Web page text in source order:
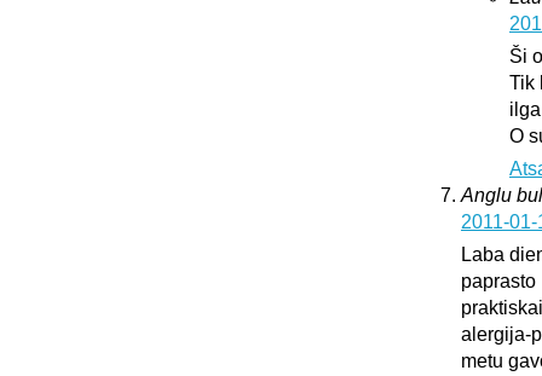
Ši
Tik
O
Anglu
2011-
Laba
paprasto
alergija-
metu